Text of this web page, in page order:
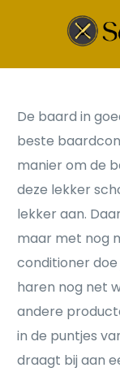
De baard in
beste
manier om de
deze lekker
lekker aan.
maar met nog
conditioner
haren nog net
andere
in de puntjes
draagt bij aan